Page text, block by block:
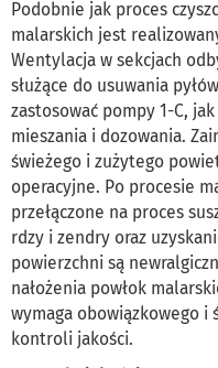
Podobnie jak proces
malarskich jest
Wentylacja w sekcjach
służące do usuwania
zastosować pompy 1-C,
mieszania i dozowania.
świeżego i zużytego
operacyjne. Po procesie
przełączone na proces
rdzy i zendry oraz
powierzchni są
nałożenia powłok
wymaga obowiązkowego i
kontroli jakości.